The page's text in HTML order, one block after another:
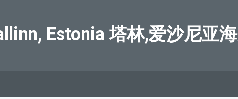
Estonia 塔林,爱沙尼亚